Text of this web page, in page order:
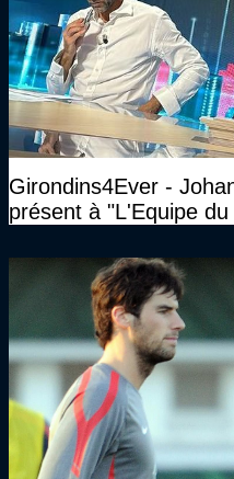
Girondins4Ever -
présent à "L'Equipe